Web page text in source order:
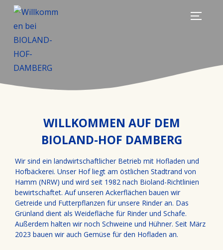
WILLKOMMEN AUF DEM
BIOLAND-HOF DAMBERG
Wir sind ein landwirtschaftlicher Betrieb mit Hofladen und
Hofbäckerei. Unser Hof liegt am östlichen Stadtrand von
Hamm (NRW) und wird seit 1982 nach Bioland-Richtlinien
bewirtschaftet. Auf unseren Ackerflächen bauen wir
Getreide und Futterpflanzen für unsere Rinder an. Das
Grünland dient als Weidefläche für Rinder und Schafe.
Außerdem halten wir noch Schweine und Hühner. Seit März
2023 bauen wir auch Gemüse für den Hofladen an.